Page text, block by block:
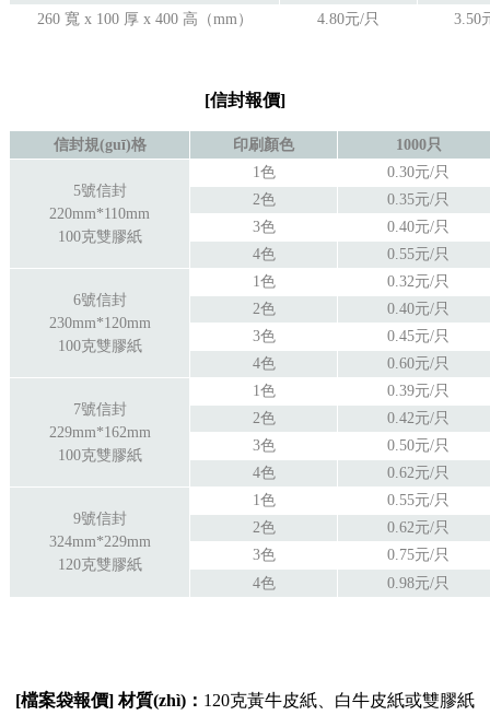
260 寬 x 100 厚 x 400 高（mm）
4.80元/只 3.50
[信封報價]
信封規(guī)格 印刷顏色 1000只
5號信封
220mm*110mm
100克雙膠紙
1色
0.30元/只
2色
0.35元/只
3色
0.40元/只
4色
0.55元/只
6號信封
230mm*120mm
100克雙膠紙
1色
0.32元/只
2色
0.40元/只
3色
0.45元/只
4色
0.60元/只
7號信封
229mm*162mm
100克雙膠紙
1色
0.39元/只
2色
0.42元/只
3色
0.50元/只
4色
0.62元/只
9號信封
324mm*229mm
120克雙膠紙
1色
0.55元/只
2色
0.62元/只
3色
0.75元/只
4色
0.98元/只
[檔案袋報價]材質(zhì)： 120克黃牛皮紙、白牛皮紙或雙膠紙